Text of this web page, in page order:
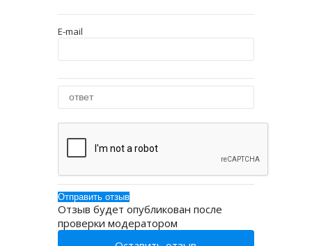
E-mail
Отзыв будет опубликован после
проверки модератором